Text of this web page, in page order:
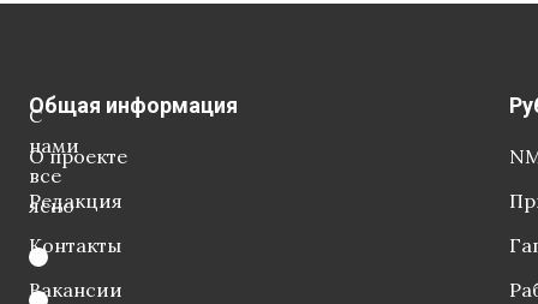
С
нами
все
ясно
Общая информация
О проекте
Редакция
Контакты
Вакансии